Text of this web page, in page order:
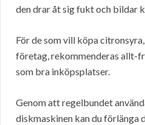
den drar åt sig fukt och bildar
För de som vill köpa
företag, rekommenderas allt-
som bra inköpsplatser.
Genom att regelbundet
diskmaskinen kan du förlänga